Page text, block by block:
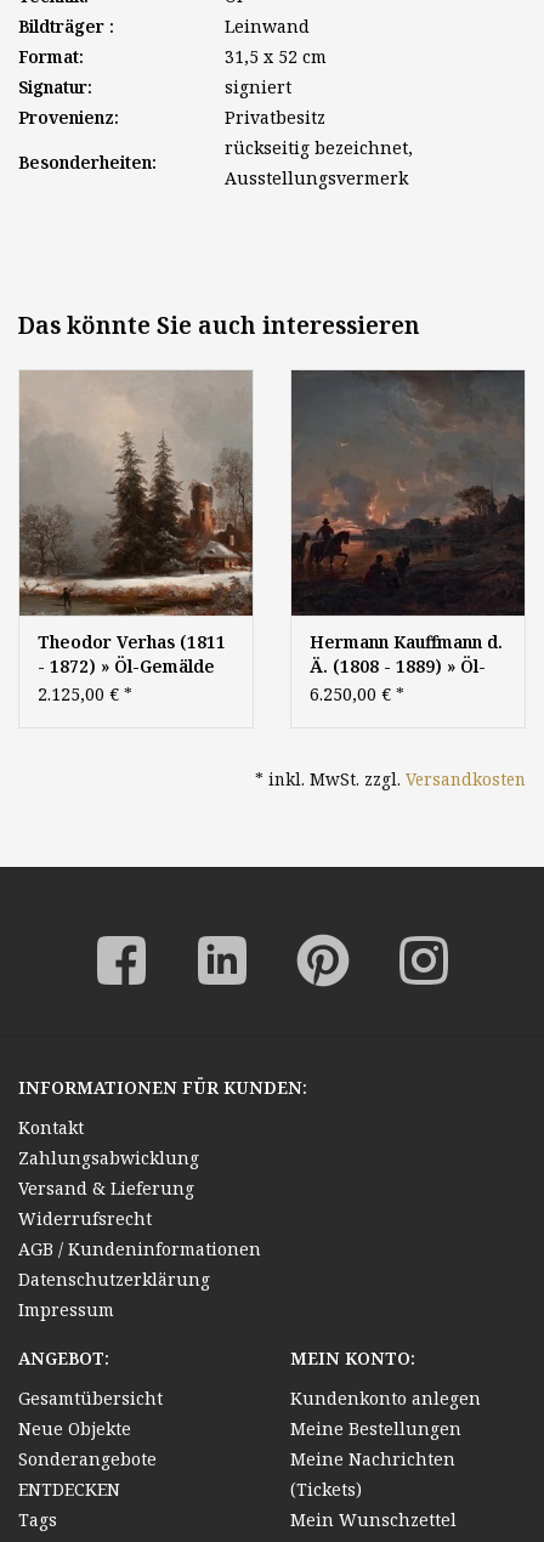
Bildträger :
Leinwand
Format:
31,5 x 52 cm
Signatur:
signiert
Provenienz:
Privatbesitz
Besonderheiten:
rückseitig bezeichnet,
Ausstellungsvermerk
Das könnte Sie auch interessieren
Theodor Verhas (1811
- 1872) » Öl-Gemälde
Biedermeier Romantik
2.125,00 € *
Hermann Kauffmann d.
Ä. (1808 - 1889) » Öl-
Gemälde Biedermeier
Hamburger Schule
6.250,00 € *
* inkl. MwSt. zzgl. Versandkosten
INFORMATIONEN FÜR KUNDEN:
Kontakt
Zahlungsabwicklung
Versand & Lieferung
Widerrufsrecht
AGB / Kundeninformationen
Datenschutzerklärung
Impressum
ANGEBOT:
Gesamtübersicht
Neue Objekte
Sonderangebote
ENTDECKEN
Tags
MEIN KONTO:
Kundenkonto anlegen
Meine Bestellungen
Meine Nachrichten
(Tickets)
Mein Wunschzettel